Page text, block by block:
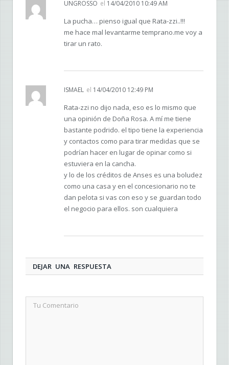
UNGROSSO el 14/04/2010 10:49 AM
La pucha… pienso igual que Rata-zzi..!!!
me hace mal levantarme temprano.me voy a
tirar un rato.
ISMAEL el 14/04/2010 12:49 PM
Rata-zzi no dijo nada, eso es lo mismo que
una opinión de Doña Rosa. A mí me tiene
bastante podrido. el tipo tiene la experiencia
y contactos como para tirar medidas que se
podrían hacer en lugar de opinar como si
estuviera en la cancha.
y lo de los créditos de Anses es una boludez
como una casa y en el concesionario no te
dan pelota si vas con eso y se guardan todo
el negocio para ellos. son cualquiera
DEJAR UNA RESPUESTA